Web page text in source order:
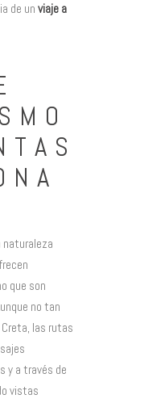
de un viaje a
naturaleza
que son
no tan
las rutas
y a través de
vistas